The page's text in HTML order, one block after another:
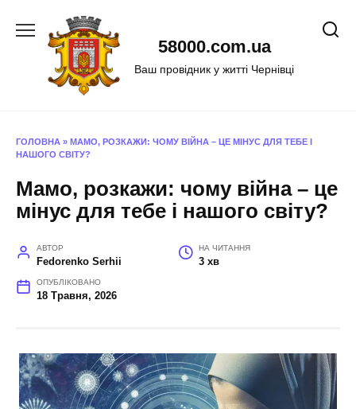
58000.com.ua
Ваш провідник у житті Чернівці
ГОЛОВНА » МАМО, РОЗКАЖИ: ЧОМУ ВІЙНА – ЦЕ МІНУС ДЛЯ ТЕБЕ І
НАШОГО СВІТУ?
Мамо, розкажи: чому війна – це
мінус для тебе і нашого світу?
АВТОР
Fedorenko Serhii
НА ЧИТАННЯ
3 хв
ОПУБЛІКОВАНО
18 Травня, 2026